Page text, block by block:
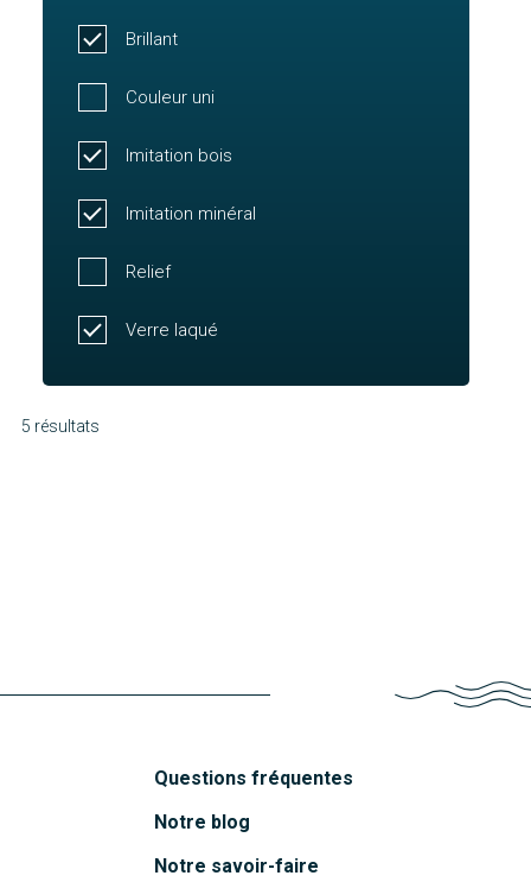
Brillant
Couleur uni
Imitation bois
Imitation minéral
Relief
Verre laqué
5 résultats
Questions fréquentes
Notre blog
Notre savoir-faire